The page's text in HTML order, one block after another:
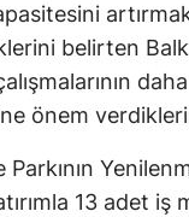
belirten
önem
Parkının
13 adet